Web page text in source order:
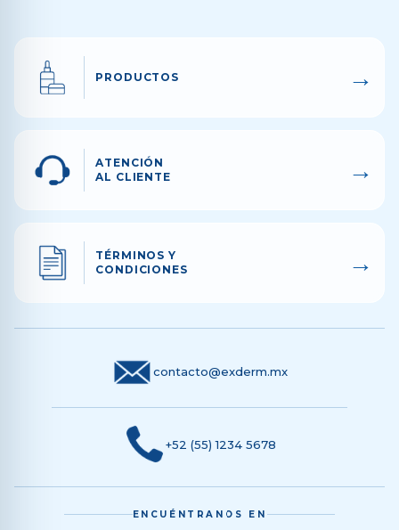
PRODUCTOS →
ATENCIÓN
AL CLIENTE
→
TÉRMINOS Y
CONDICIONES
→
contacto@exderm.mx
+52 (55) 1234 5678
ENCUÉNTRANOS EN